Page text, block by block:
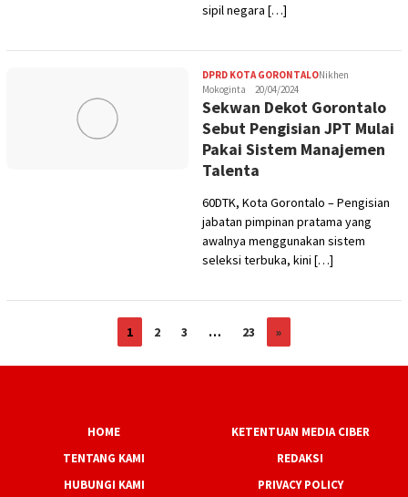
sipil negara […]
DPRD KOTA GORONTALONikhen
Mokoginta
20/04/2024
Sekwan Dekot Gorontalo
Sebut Pengisian JPT Mulai
Pakai Sistem Manajemen
Talenta
60DTK, Kota Gorontalo – Pengisian
jabatan pimpinan pratama yang
awalnya menggunakan sistem
seleksi terbuka, kini […]
1 2 3 … 23 »
HOME
KETENTUAN MEDIA CIBER
TENTANG KAMI
REDAKSI
HUBUNGI KAMI
PRIVACY POLICY